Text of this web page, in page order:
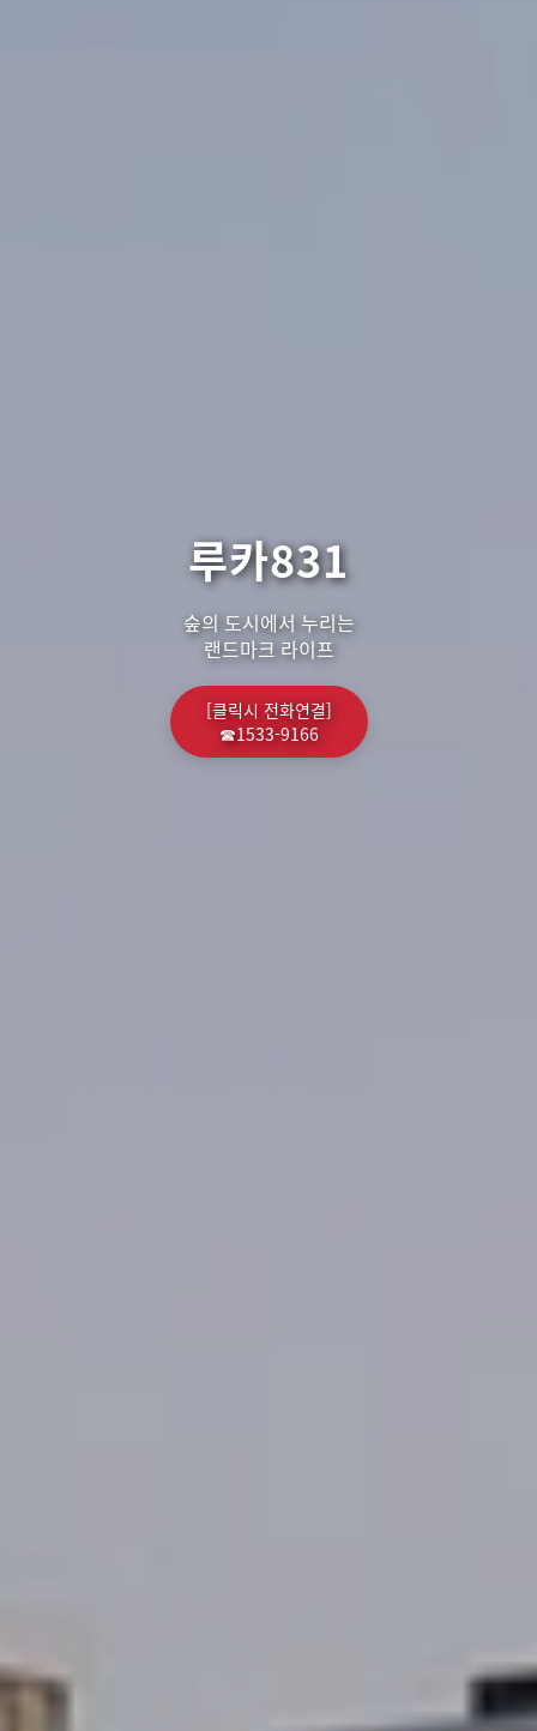
루카831
숲의 도시에서 누리는
랜드마크 라이프
[클릭시 전화연결]
☎1533-9166